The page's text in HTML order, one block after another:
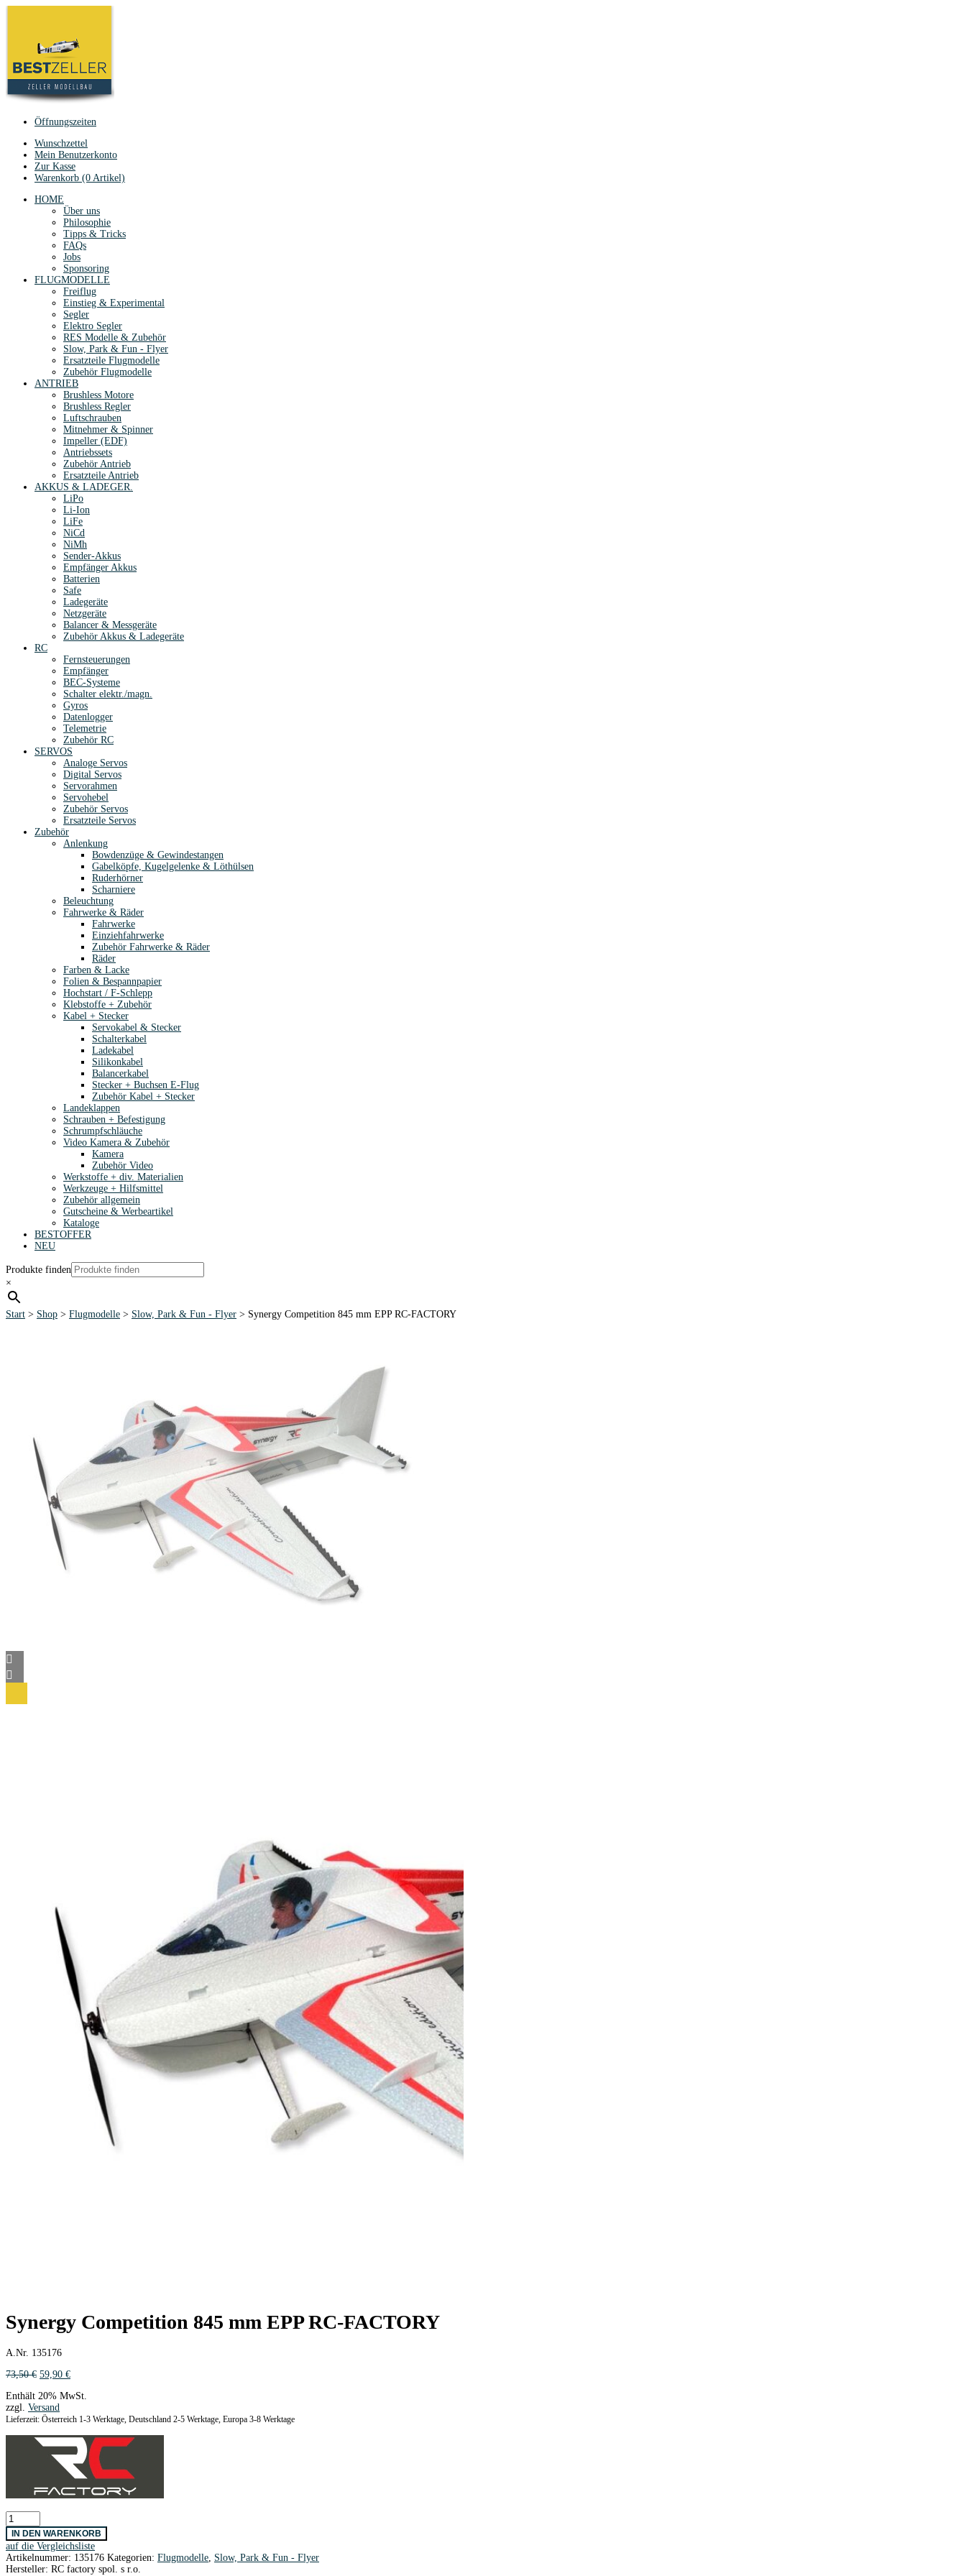
Öffnungszeiten
Wunschzettel
Mein Benutzerkonto
Zur Kasse
Warenkorb (0 Artikel)
HOME
Über uns
Philosophie
Tipps & Tricks
FAQs
Jobs
Sponsoring
FLUGMODELLE
Freiflug
Einstieg & Experimental
Segler
Elektro Segler
RES Modelle & Zubehör
Slow, Park & Fun - Flyer
Ersatzteile Flugmodelle
Zubehör Flugmodelle
ANTRIEB
Brushless Motore
Brushless Regler
Luftschrauben
Mitnehmer & Spinner
Impeller (EDF)
Antriebssets
Zubehör Antrieb
Ersatzteile Antrieb
AKKUS & LADEGER.
LiPo
Li-Ion
LiFe
NiCd
NiMh
Sender-Akkus
Empfänger Akkus
Batterien
Safe
Ladegeräte
Netzgeräte
Balancer & Messgeräte
Zubehör Akkus & Ladegeräte
RC
Fernsteuerungen
Empfänger
BEC-Systeme
Schalter elektr./magn.
Gyros
Datenlogger
Telemetrie
Zubehör RC
SERVOS
Analoge Servos
Digital Servos
Servorahmen
Servohebel
Zubehör Servos
Ersatzteile Servos
Zubehör
Anlenkung
Bowdenzüge & Gewindestangen
Gabelköpfe, Kugelgelenke & Löthülsen
Ruderhörner
Scharniere
Beleuchtung
Fahrwerke & Räder
Fahrwerke
Einziehfahrwerke
Zubehör Fahrwerke & Räder
Räder
Farben & Lacke
Folien & Bespannpapier
Hochstart / F-Schlepp
Klebstoffe + Zubehör
Kabel + Stecker
Servokabel & Stecker
Schalterkabel
Ladekabel
Silikonkabel
Balancerkabel
Stecker + Buchsen E-Flug
Zubehör Kabel + Stecker
Landeklappen
Schrauben + Befestigung
Schrumpfschläuche
Video Kamera & Zubehör
Kamera
Zubehör Video
Werkstoffe + div. Materialien
Werkzeuge + Hilfsmittel
Zubehör allgemein
Gutscheine & Werbeartikel
Kataloge
BESTOFFER
NEU
Produkte finden
×
Start > Shop > Flugmodelle > Slow, Park & Fun - Flyer > Synergy Competition 845 mm EPP RC-FACTORY
Synergy Competition 845 mm EPP RC-FACTORY
A.Nr. 135176
73,50€ Ursprünglicher
war:
73,50 €
59,90 €Aktueller
ist:
Enthält 20% MwSt.
zzgl. Versand
Lieferzeit: Österreich 1-3 Werktage, Deutschland 2-5 Werktage, Europa 3-8 Werktage
Synergy
Competition
845
mm
EPP
RC-
IN DEN WARENKORB
auf die Vergleichsliste
Artikelnummer: 135176 Kategorien: Flugmodelle Slow, Park & Fun - Flyer
Hersteller: RC factory spol. s r.o.